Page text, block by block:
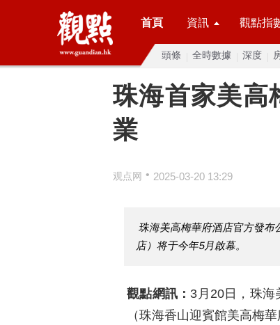
首頁 資訊 觀點指
頭條 全時數據 深度
珠海首家美高
業
观点网 • 2025-03-20 13:29
珠海美高梅華府酒店官方發布
店）将于今年5月啟幕。
觀點網訊： 3月20日，珠海
（珠海香山迎賓館美高梅